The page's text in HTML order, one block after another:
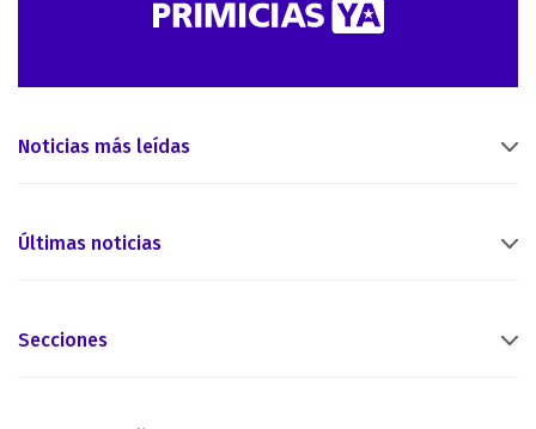
Noticias más leídas
Últimas noticias
Secciones